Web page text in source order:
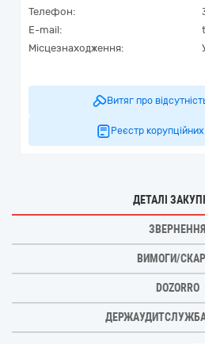
Телефон:
E-mail:
Місцезнаходження:
Витяг про
Реєстр
ДЕТАЛІ
ЗВЕРНЕННЯ
ВИМОГИ/
DOZORRO
ДЕРЖАУДИТСЛУЖБА